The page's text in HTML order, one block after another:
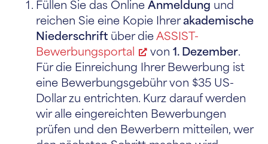
Füllen Sie das OnlineAnmeldung und
reichen Sie eine Kopie Ihrerakademische
Niederschrift über dieASSIST-
Bewerbungsportal
von 1. Dezember.
Für die Einreichung Ihrer Bewerbung ist
eine Bewerbungsgebühr von $35 US-
Dollar zu entrichten. Kurz darauf werden
wir alle eingereichten Bewerbungen
prüfen und den Bewerbern mitteilen, wer